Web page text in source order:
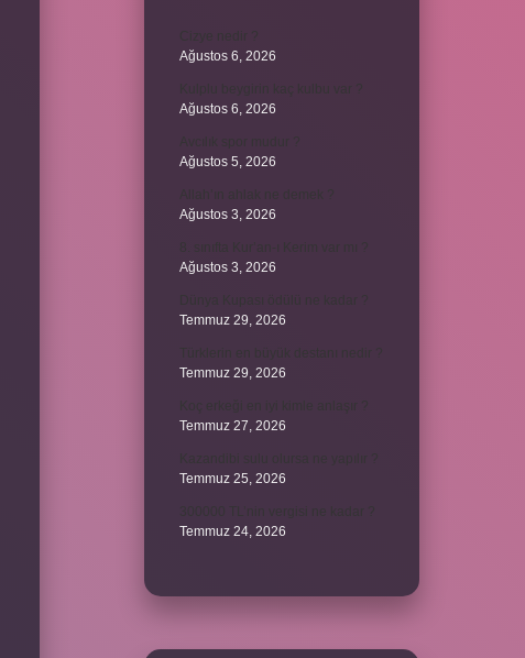
Ağustos 6, 2026
Ağustos 6, 2026
Ağustos 5, 2026
Ağustos 3, 2026
Ağustos 3, 2026
Temmuz 29, 2026
Temmuz 29, 2026
Temmuz 27, 2026
Temmuz 25, 2026
Temmuz 24, 2026